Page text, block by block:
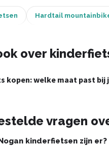
Hardtail
over
kopen: welke maat past bij
vragen
kinderfietsen zijn er?